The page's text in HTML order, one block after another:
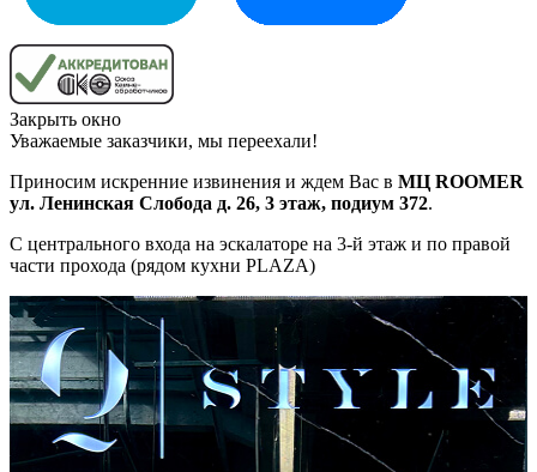
Закрыть окно
Уважаемые заказчики, мы переехали!
Приносим искренние извинения и ждем Вас в МЦ ROOMER
ул. Ленинская Слобода д. 26, 3 этаж, подиум 372.
С центрального входа на эскалаторе на 3-й этаж и по правой
части прохода (рядом кухни PLAZA)